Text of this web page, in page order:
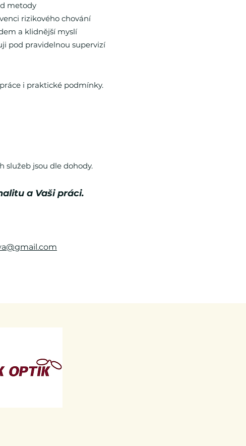
metody
rizikového chování
a klidnější myslí
pod pravidelnou supervizí
i praktické podmínky.
služeb jsou dle dohody.
a Vaši práci.